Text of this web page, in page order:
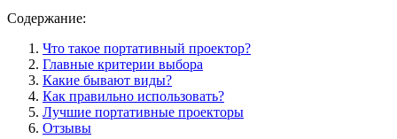
Содержание:
Что такое портативный проектор?
Главные критерии выбора
Какие бывают виды?
Как правильно использовать?
Лучшие портативные проекторы
Отзывы